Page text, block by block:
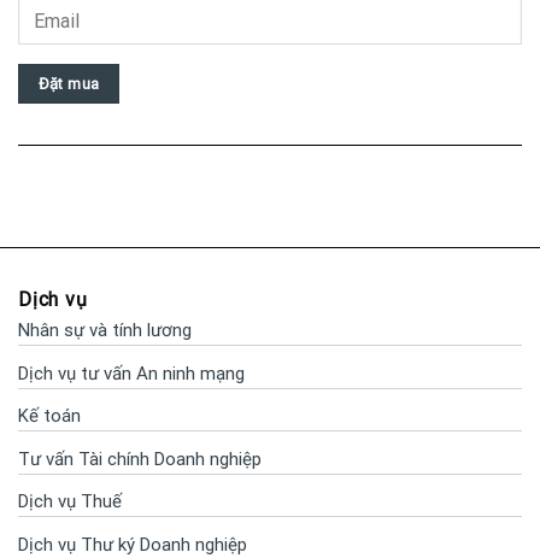
Đặt mua
Dịch vụ
Nhân sự và tính lương
Dịch vụ tư vấn An ninh mạng
Kế toán
Tư vấn Tài chính Doanh nghiệp
Dịch vụ Thuế
Dịch vụ Thư ký Doanh nghiệp